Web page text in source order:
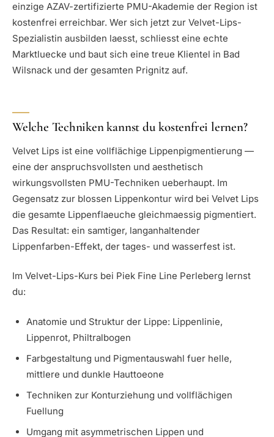
einzige AZAV-zertifizierte PMU-Akademie der Region ist
kostenfrei erreichbar. Wer sich jetzt zur Velvet-Lips-
Spezialistin ausbilden laesst, schliesst eine echte
Marktluecke und baut sich eine treue Klientel in Bad
Wilsnack und der gesamten Prignitz auf.
Welche Techniken kannst du kostenfrei lernen?
Velvet Lips ist eine vollflächige Lippenpigmentierung —
eine der anspruchsvollsten und aesthetisch
wirkungsvollsten PMU-Techniken ueberhaupt. Im
Gegensatz zur blossen Lippenkontur wird bei Velvet Lips
die gesamte Lippenflaeuche gleichmaessig pigmentiert.
Das Resultat: ein samtiger, langanhaltender
Lippenfarben-Effekt, der tages- und wasserfest ist.
Im Velvet-Lips-Kurs bei Piek Fine Line Perleberg lernst
du:
Anatomie und Struktur der Lippe: Lippenlinie,
Lippenrot, Philtralbogen
Farbgestaltung und Pigmentauswahl fuer helle,
mittlere und dunkle Hauttoeone
Techniken zur Konturziehung und vollflächigen
Fuellung
Umgang mit asymmetrischen Lippen und